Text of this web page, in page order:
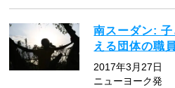
南スーダン:
える団体の職
2017年3月27日
ニューヨーク発